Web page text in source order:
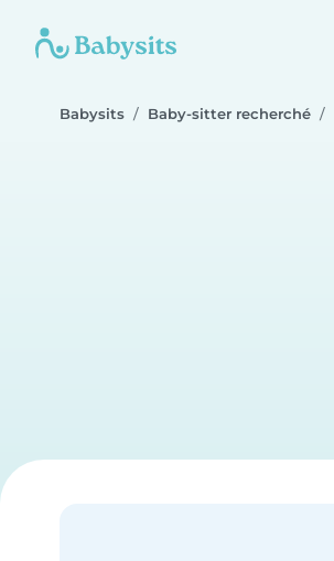
Babysits Baby-sitter recherché